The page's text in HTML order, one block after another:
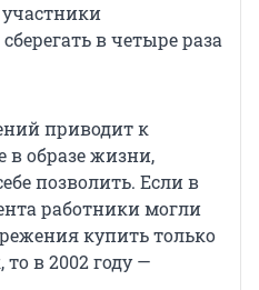
участники
в четыре раза
приводит к
в образе жизни,
позволить. Если в
работники могли
купить только
в 2002 году —